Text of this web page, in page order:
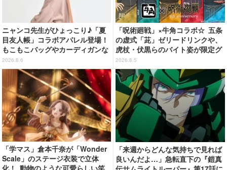
ニャンコ先生がひょっこり♪「夏
目友人帳」コラボアパレル登場！
もこもこバッグやカーディガンな
ど全8型
2026.8.6
「呪術廻戦」×牛角コラボ☆ 五条
の虚式「茈」ゼリードリンクや、
虎杖・伏黒らのバイト姿が限定グ
ッズに【8月26日～】
2026.8.5
「学マス」倉本千奈が「Wonder
Scale」のステージ衣装で立体
化！ 動物のような可愛らしい笑
「来週からどんな気持ちで見れば
良いんだよ…」急転直下の『鎧真
伝サムライトルーパー』第17話に